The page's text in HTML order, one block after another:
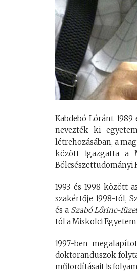
Kabdebó Lóránt
nevezték ki
létrehozásában, a
között igazgatta a
Bölcsészettudományi
1993 és 1998 között
szakértője 1998-tól,
és a Szabó Lőrinc-
tól a Miskolci
1997-ben
doktoranduszok
műfordításait is